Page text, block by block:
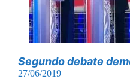
Segundo debate
27/06/2019